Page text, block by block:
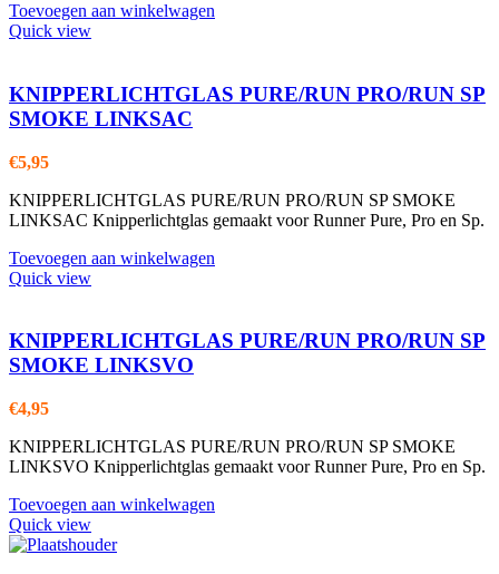
Toevoegen aan winkelwagen
Quick view
KNIPPERLICHTGLAS PURE/RUN PRO/RUN SP
SMOKE LINKSAC
€5,95
KNIPPERLICHTGLAS PURE/RUN PRO/RUN SP SMOKE
LINKSAC Knipperlichtglas gemaakt voor Runner Pure, Pro en Sp.
Toevoegen aan winkelwagen
Quick view
KNIPPERLICHTGLAS PURE/RUN PRO/RUN SP
SMOKE LINKSVO
€4,95
KNIPPERLICHTGLAS PURE/RUN PRO/RUN SP SMOKE
LINKSVO Knipperlichtglas gemaakt voor Runner Pure, Pro en Sp.
Toevoegen aan winkelwagen
Quick view